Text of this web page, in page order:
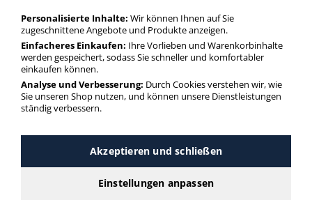
unserer Filter-Funktion.
Reinigungsmittel Spülmittel
mehr Infos zur Kategorie
Personalisierte Inhalte: Wir können Ihnen auf Sie
zugeschnittene Angebote und Produkte anzeigen.
Einfacheres Einkaufen: Ihre Vorlieben und Warenkorbinhalte
werden gespeichert, sodass Sie schneller und komfortabler
einkaufen können.
Analyse und Verbesserung: Durch Cookies verstehen wir, wie
Sie unseren Shop nutzen, und können unsere Dienstleistungen
ständig verbessern.
Akzeptieren und schließen
Einstellungen anpassen